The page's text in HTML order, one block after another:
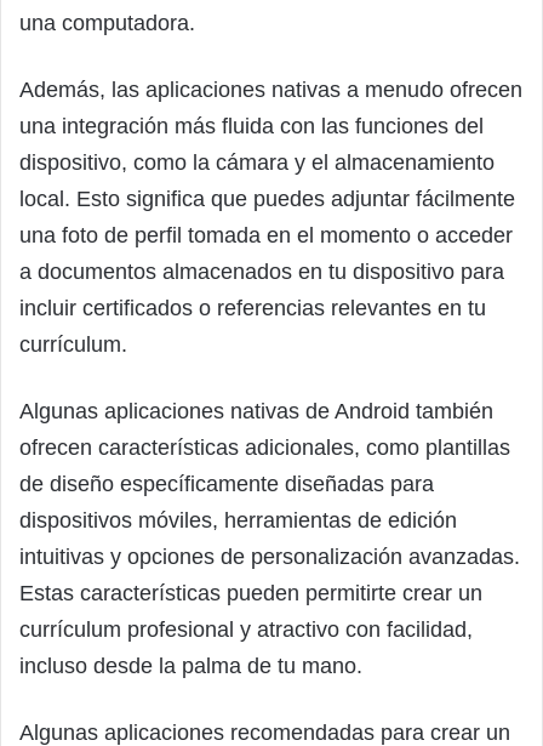
una computadora.
Además, las aplicaciones nativas a menudo ofrecen
una integración más fluida con las funciones del
dispositivo, como la cámara y el almacenamiento
local. Esto significa que puedes adjuntar fácilmente
una foto de perfil tomada en el momento o acceder
a documentos almacenados en tu dispositivo para
incluir certificados o referencias relevantes en tu
currículum.
Algunas aplicaciones nativas de Android también
ofrecen características adicionales, como plantillas
de diseño específicamente diseñadas para
dispositivos móviles, herramientas de edición
intuitivas y opciones de personalización avanzadas.
Estas características pueden permitirte crear un
currículum profesional y atractivo con facilidad,
incluso desde la palma de tu mano.
Algunas aplicaciones recomendadas para crear un